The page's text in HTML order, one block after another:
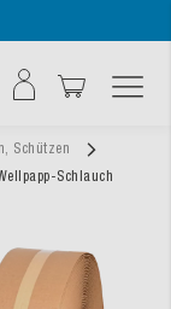
Schützen
Schlauch